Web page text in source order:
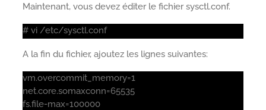
Maintenant, vous devez éditer le fichier sysctl.conf.
# vi /etc/sysctl.conf
A la fin du fichier, ajoutez les lignes suivantes:
vm.overcommit_memory=1
net.core.somaxconn=65535
fs.file-max=100000